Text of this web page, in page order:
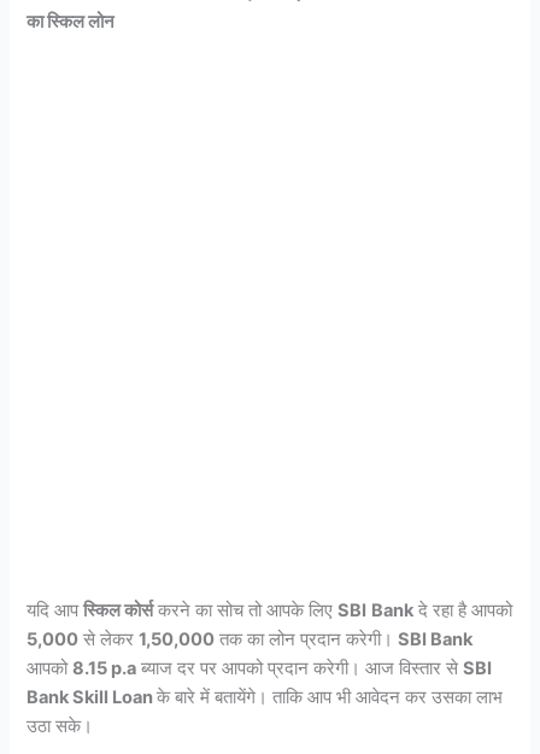
का स्किल लोन
यदि आपस्किल कोर्सकरने का सोच तो आपके लिएSBI Bank दे रहा है आपको
5,000 से लेकर1,50,000 तक का लोन प्रदान करेगी।SBI Bank
आपको8.15 p.a ब्याज दर पर आपको प्रदान करेगी। आज विस्तार सेSBI
Bank Skill Loanके बारे में बतायेंगे। ताकि आप भी आवेदन कर उसका लाभ
उठा सके।